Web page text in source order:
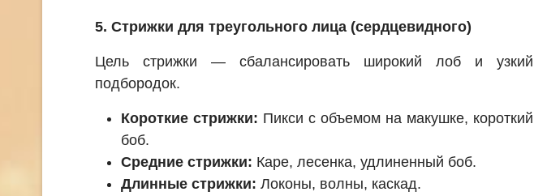
5. Стрижки для треугольного лица (сердцевидного)
Цель стрижки — сбалансировать широкий лоб и узкий
подбородок.
Короткие стрижки: Пикси с объемом на макушке, короткий
боб.
Средние стрижки: Каре, лесенка, удлиненный боб.
Длинные стрижки: Локоны, волны, каскад.